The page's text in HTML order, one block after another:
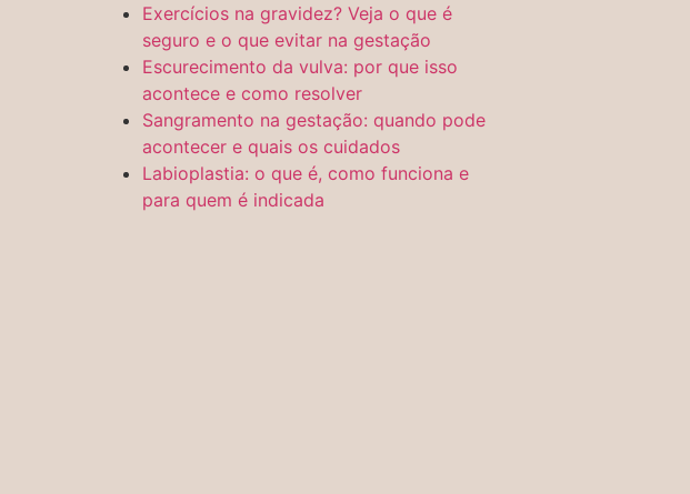
Exercícios na gravidez? Veja o que é
seguro e o que evitar na gestação
Escurecimento da vulva: por que isso
acontece e como resolver
Sangramento na gestação: quando pode
acontecer e quais os cuidados
Labioplastia: o que é, como funciona e
para quem é indicada